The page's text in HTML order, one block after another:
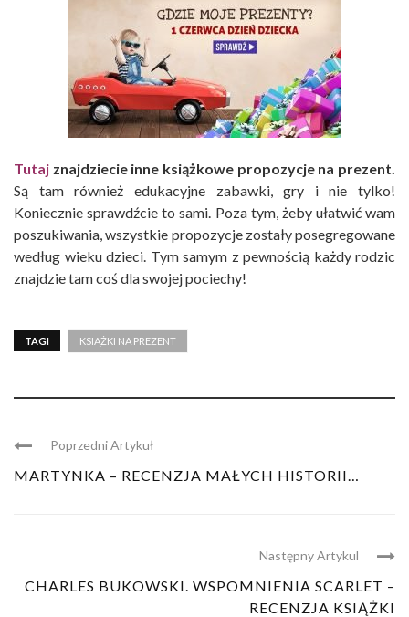
Tutaj znajdziecie inne książkowe propozycje na prezent.
Są tam również edukacyjne zabawki, gry i nie tylko!
Koniecznie sprawdźcie to sami. Poza tym, żeby ułatwić wam
poszukiwania, wszystkie propozycje zostały posegregowane
według wieku dzieci. Tym samym z pewnością każdy rodzic
znajdzie tam coś dla swojej pociechy!
TAGI KSIĄŻKI NA PREZENT
Poprzedni Artykuł
MARTYNKA – RECENZJA MAŁYCH HISTORII…
Następny Artykul
CHARLES BUKOWSKI. WSPOMNIENIA SCARLET –
RECENZJA KSIĄŻKI